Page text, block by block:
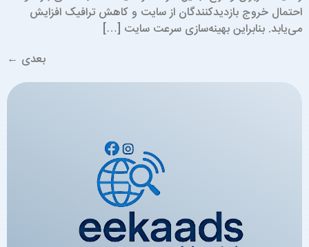
احتمال خروج بازدیدکنندگان از سایت و کاهش ترافیک افزایش
می‌یابد. بنابراین بهینه‌سازی سرعت سایت […]
بعدی←